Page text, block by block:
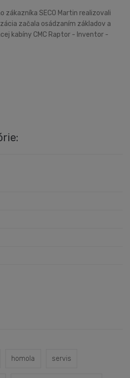
zákazníka SECO Martin realizovali
začala osádzaním základov a
kabíny CMC Raptor - Inventor -
homola servis